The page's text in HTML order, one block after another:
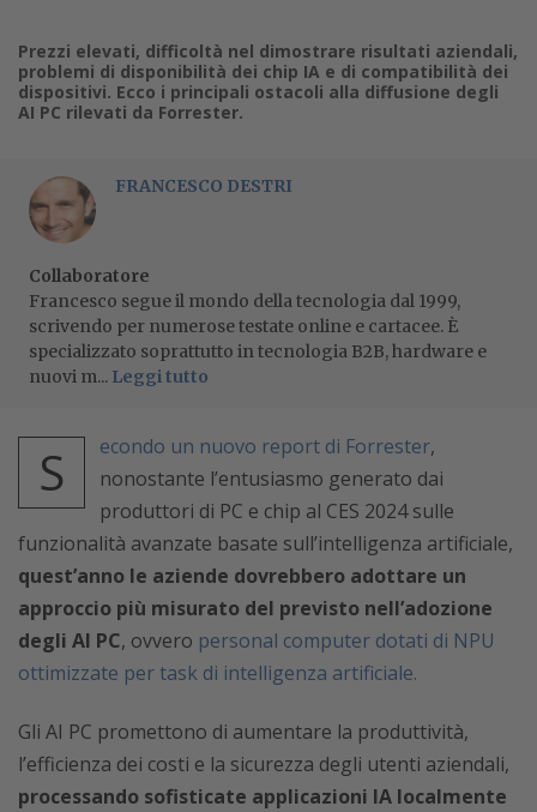
Prezzi elevati, difficoltà nel dimostrare risultati aziendali,
problemi di disponibilità dei chip IA e di compatibilità dei
dispositivi. Ecco i principali ostacoli alla diffusione degli
AI PC rilevati da Forrester.
FRANCESCO DESTRI
Collaboratore
Francesco segue il mondo della tecnologia dal 1999,
scrivendo per numerose testate online e cartacee. È
specializzato soprattutto in tecnologia B2B, hardware e
nuovi m... Leggi tutto
S econdo un nuovo report di Forrester,
nonostante l’entusiasmo generato dai
produttori di PC e chip al CES 2024 sulle
funzionalità avanzate basate sull’intelligenza artificiale,
quest’anno le aziende dovrebbero adottare un
approccio più misurato del previsto nell’adozione
degli AI PC, ovvero personal computer dotati di NPU
ottimizzate per task di intelligenza artificiale.
Gli AI PC promettono di aumentare la produttività,
l’efficienza dei costi e la sicurezza degli utenti aziendali,
processando sofisticate applicazioni IA localmente